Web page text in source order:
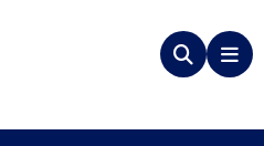
Zoeken